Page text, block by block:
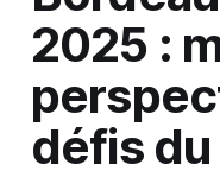
2025 :
défis